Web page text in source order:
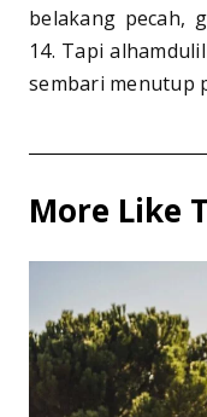
belakang pecah,
14. Tapi
sembari menutup
More Like